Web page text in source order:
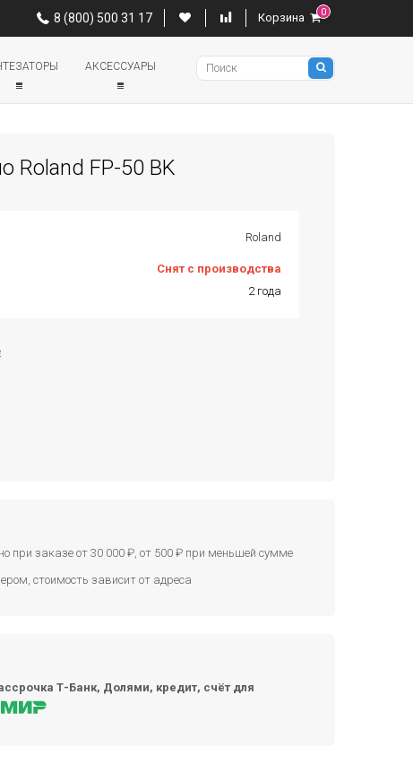
8 (800) 500 31 17 Корзина
Pianino
8 (800) 500 31 17 Корзина 0
АКСЕССУАРЫ
Roland FP-50 BK
Roland
Снят с производства
2 года
при заказе от 30 000 ₽, от 500 ₽ при меньшей сумме
стоимость зависит от адреса
Т-Банк, Долями, кредит, счёт для